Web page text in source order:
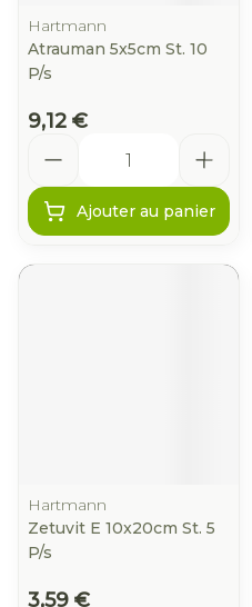
Hartmann
Atrauman 5x5cm St. 10
P/s
9,12 €
Ajouter au panier
Hartmann
Zetuvit E 10x20cm St. 5
P/s
3,59 €